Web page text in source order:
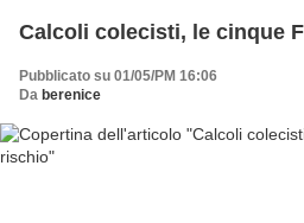
Calcoli colecisti, le cinque
Pubblicato su 01/05/PM 16:06
Da berenice